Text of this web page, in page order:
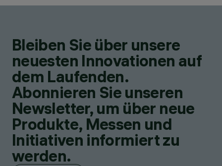
Bleiben Sie über unsere
neuesten Innovationen auf
dem Laufenden.
Abonnieren Sie unseren
Newsletter, um über neue
Produkte, Messen und
Initiativen informiert zu
werden.